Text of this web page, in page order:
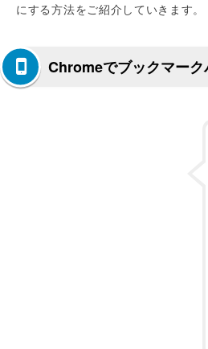
にする方法をご紹介していきます。
Chromeでブックマー